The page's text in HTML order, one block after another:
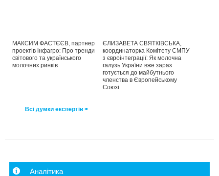
МАКСИМ ФАСТЄЄВ, партнер
проектів Інфагро: Про тренди
світового та українського
молочних ринків
ЄЛИЗАВЕТА СВЯТКІВСЬКА,
координаторка Комітету СМПУ
з євроінтеграції: Як молочна
галузь України вже зараз
готується до майбутнього
членства в Європейському
Союзі
Всі думки експертів >
Аналітика